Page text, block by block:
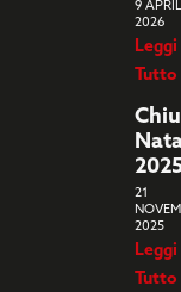
9
2026
Leggi
Tutto
21
2025
Leggi
Tutto